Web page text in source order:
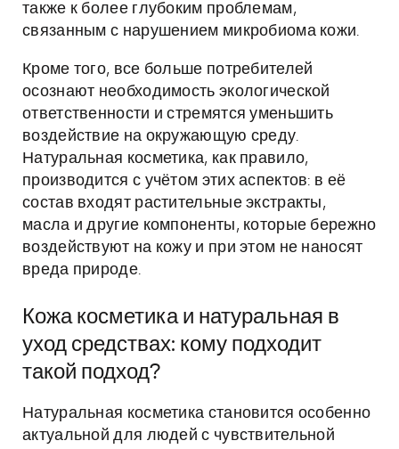
также к более глубоким проблемам,
связанным с нарушением микробиома кожи.
Кроме того, все больше потребителей
осознают необходимость экологической
ответственности и стремятся уменьшить
воздействие на окружающую среду.
Натуральная косметика, как правило,
производится с учётом этих аспектов: в её
состав входят растительные экстракты,
масла и другие компоненты, которые бережно
воздействуют на кожу и при этом не наносят
вреда природе.
Кожа косметика и натуральная в
уход средствах: кому подходит
такой подход?
Натуральная косметика становится особенно
актуальной для людей с чувствительной